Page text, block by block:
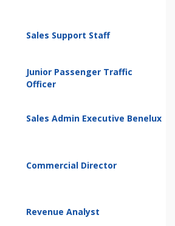
Sales Support Staff
Junior Passenger Traffic
Officer
Sales Admin Executive Benelux
Commercial Director
Revenue Analyst